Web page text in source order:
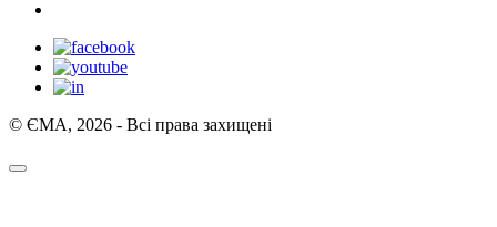
© ЄМА, 2026 - Всі права захищені